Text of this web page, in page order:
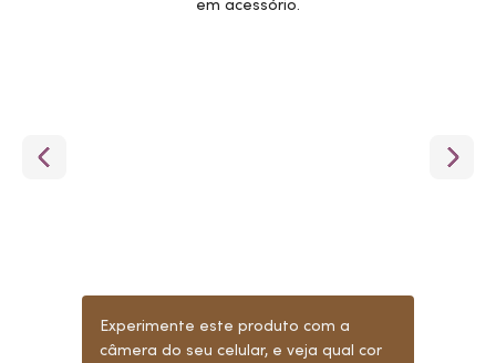
Experimente este produto com a
câmera do seu celular, e veja qual cor